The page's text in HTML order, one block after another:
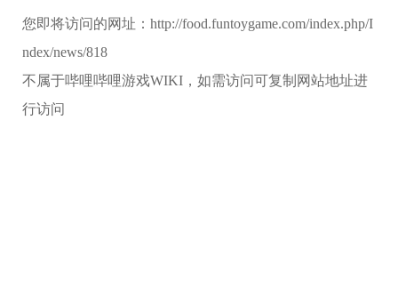
您即将访问的网址： http://food.funtoygame.com/index.php/I
ndex/news/818
不属于哔哩哔哩游戏WIKI，如需访问可复制网站地址进
行访问